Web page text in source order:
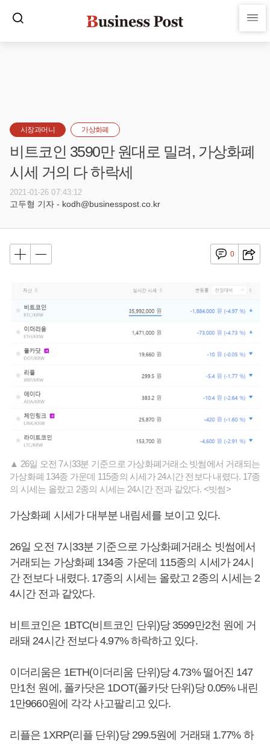
시장과머니 가상화폐
비트코인 3590만 원대로 밀려, 가상화폐
시세 거의 다 하락세
2021-01-26 07:43:12
고두형 기자 - kodh@businesspost.co.kr
0
▲ 26일 오전 7시33분 기준으로 가상화폐거래소 빗썸에서 거래되는
가상화폐 134종 가운데 115종의 시세가 24시간 전보다 내렸다. 17종
의 시세는 올랐고 2종의 시세는 24시간 전과 같았다. <빗썸>
가상화폐 시세가 대부분 내림세를 보이고 있다.
26일 오전 7시33분 기준으로 가상화폐거래소 빗썸에서
거래되는 가상화폐 134종 가운데 115종의 시세가 24시
간 전보다 내렸다. 17종의 시세는 올랐고 2종의 시세는 2
4시간 전과 같았다.
비트코인은 1BTC(비트코인 단위)당 3599만2천 원에 거
래돼 24시간 전보다 4.97% 하락하고 있다.
이더리움은 1ETH(이더리움 단위)당 4.73% 떨어진 147
만1천 원에, 폴카닷은 1DOT(폴카닷 단위)당 0.05% 내린
1만9660원에 각각 사고팔리고 있다.
리플은 1XRP(리플 단위)당 299.5원에 거래돼 1.77% 하